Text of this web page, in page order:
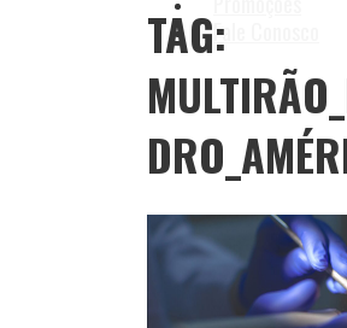
Fale Conosco
TAG: